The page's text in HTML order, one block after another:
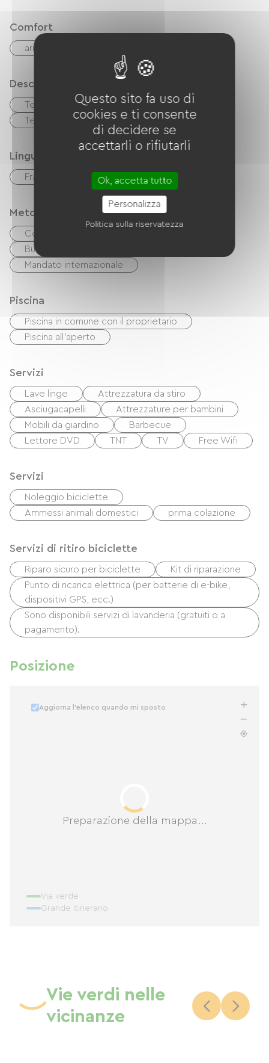
Comfort
aria condizionata
Descrizione
Terreno privato recintato
Garage
Terrazzo
Lingue
Français inglese Tedesco
Metodi di pagamento
Controlli
Buoni vacanza (ANCV)
Mandato internazionale
Piscina
Piscina in comune con il proprietario
Piscina all'aperto
Servizi
Lave linge
Attrezzatura da stiro
Asciugacapelli
Attrezzature per bambini
Mobili da giardino
Barbecue
Lettore DVD
TNT TV Free Wifi
Servizi
Noleggio biciclette
Ammessi animali domestici
prima colazione
Servizi di ritiro biciclette
Riparo sicuro per biciclette
Kit di riparazione
Punto di ricarica elettrica (per batterie di e-bike,
dispositivi GPS, ecc.)
Sono disponibili servizi di lavanderia (gratuiti o a
pagamento).
Posizione
Preparazione della mappa...
Aggiorna l'elenco quando mi sposto
Via verde
Grande itinerario
Vie verdi nelle
vicinanze
Questo sito fa uso di
cookies e ti consente
di decidere se
accettarli o rifiutarli
Ok, accetta tutto
Personalizza
Politica sulla riservatezza